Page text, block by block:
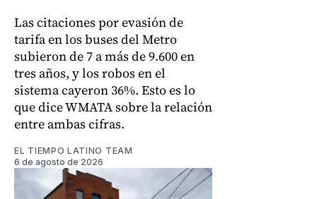
Las citaciones por evasión de
tarifa en los buses del Metro
subieron de 7 a más de 9.600 en
tres años, y los robos en el
sistema cayeron 36%. Esto es lo
que dice WMATA sobre la relación
entre ambas cifras.
EL TIEMPO LATINO TEAM
6 de agosto de 2026